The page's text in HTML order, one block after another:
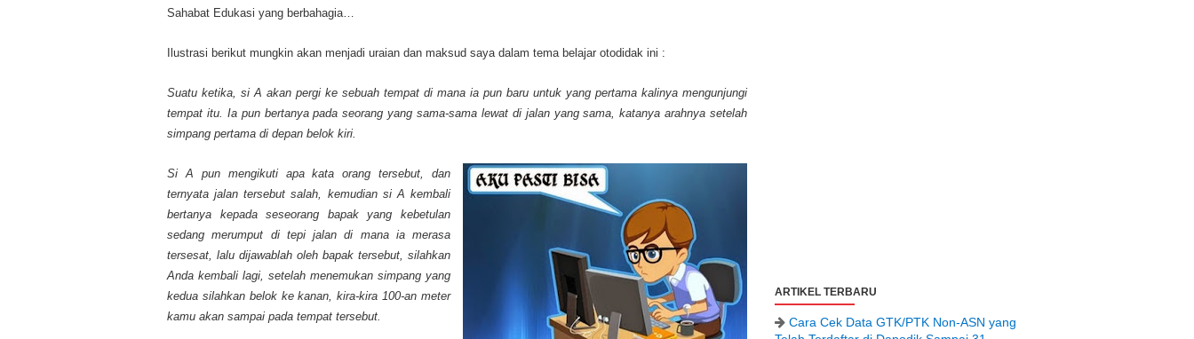
Sahabat Edukasi yang berbahagia…
Ilustrasi berikut mungkin akan menjadi uraian dan maksud saya dalam tema belajar otodidak ini :
Suatu ketika, si A akan pergi ke sebuah tempat di mana ia pun baru untuk yang pertama kalinya mengunjungi
tempat itu. Ia pun bertanya pada seorang yang sama-sama lewat di jalan yang sama, katanya arahnya setelah
simpang pertama di depan belok kiri.
Si A pun mengikuti apa kata orang tersebut, dan
ternyata jalan tersebut salah, kemudian si A kembali
bertanya kepada seseorang bapak yang kebetulan
sedang merumput di tepi jalan di mana ia merasa
tersesat, lalu dijawablah oleh bapak tersebut, silahkan
Anda kembali lagi, setelah menemukan simpang yang
kedua silahkan belok ke kanan, kira-kira 100-an meter
kamu akan sampai pada tempat tersebut.
ARTIKEL TERBARU
Cara Cek Data GTK/PTK Non-ASN yang